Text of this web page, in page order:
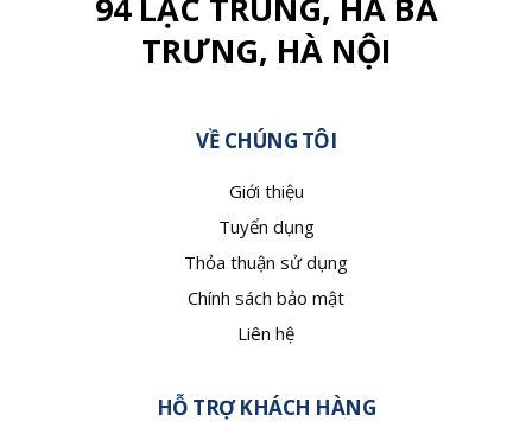
TRƯNG, HÀ NỘI
VỀ CHÚNG TÔI
Giới thiệu
Tuyển dụng
Thỏa thuận sử dụng
Chính sách bảo mật
Liên hệ
HỖ TRỢ KHÁCH HÀNG